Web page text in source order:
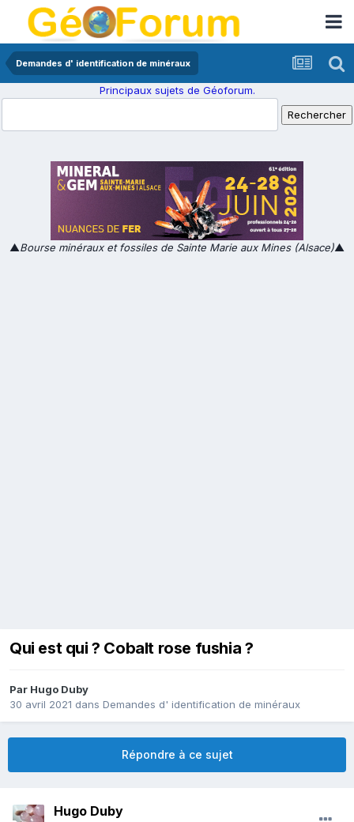
Demandes d' identification de minéraux
Principaux sujets de Géoforum.
▲Bourse minéraux et fossiles de Sainte Marie aux Mines (Alsace)▲
Qui est qui ? Cobalt rose fushia ?
Par Hugo Duby
30 avril 2021 dans Demandes d' identification de minéraux
Répondre à ce sujet
Hugo Duby